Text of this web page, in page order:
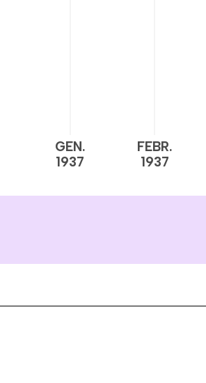
GEN.
1937
FEBR.
1937